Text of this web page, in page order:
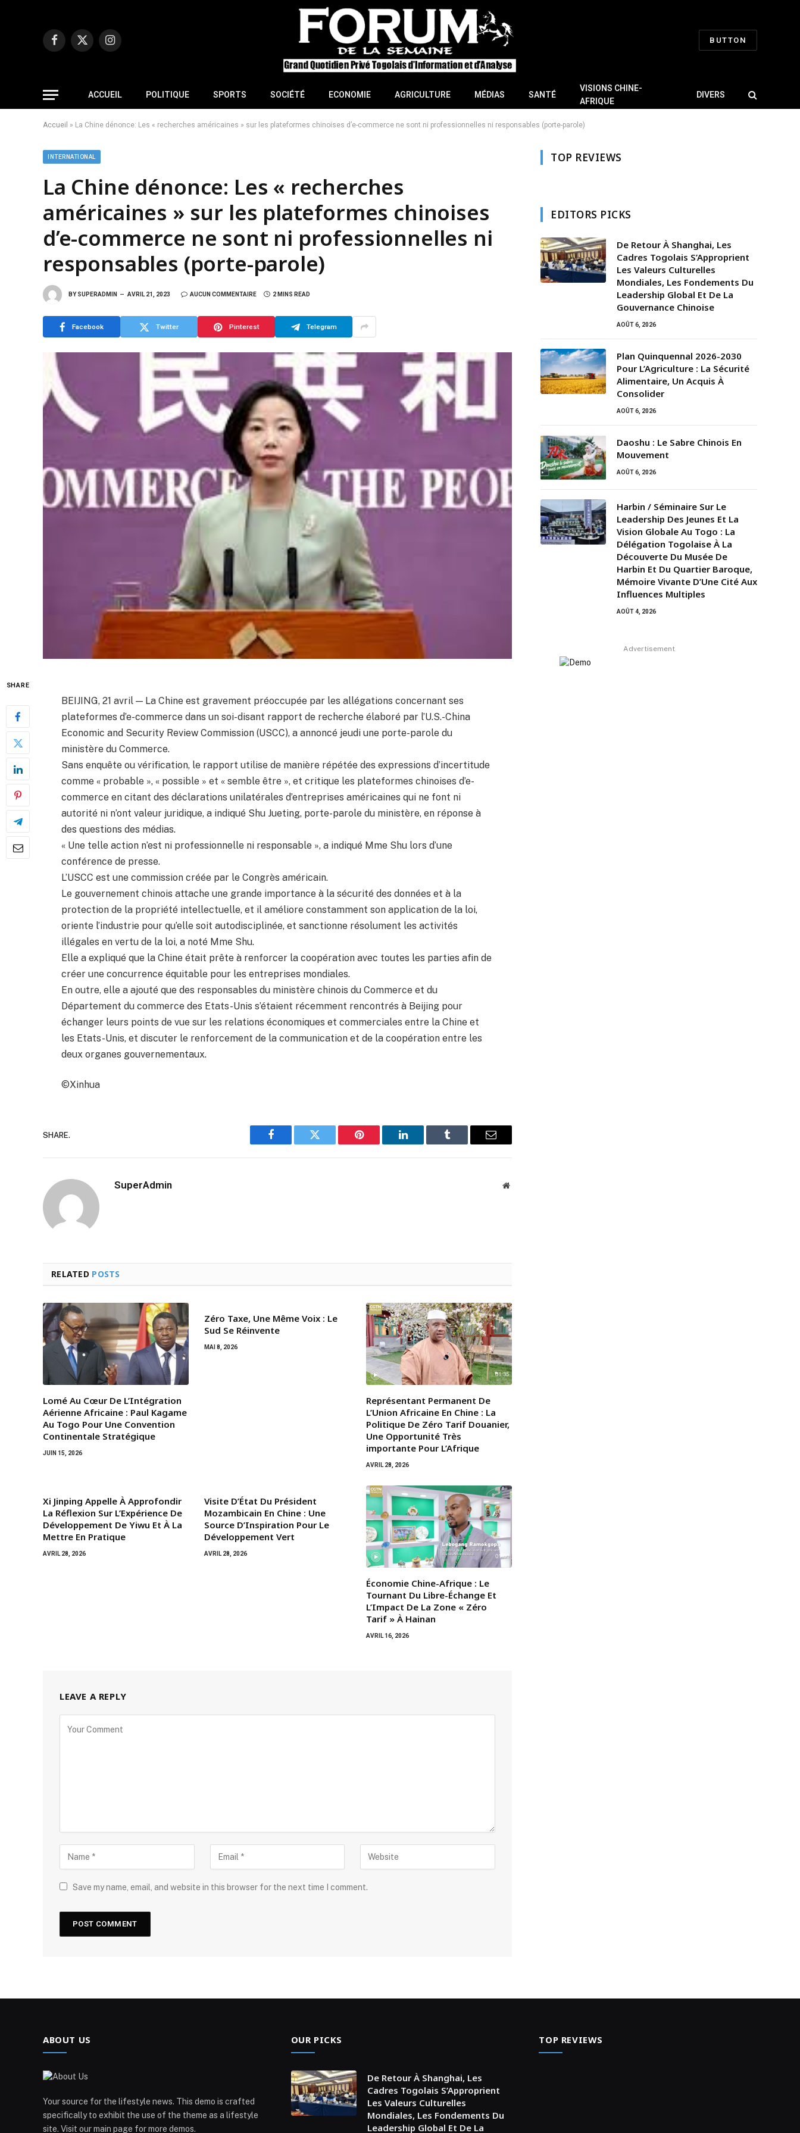
Facebook
X
Instagram
BUTTON
ACCUEIL POLITIQUE SPORTS SOCIÉTÉ ECONOMIE AGRICULTURE MÉDIAS SANTÉ
VISIONS CHINE-
AFRIQUE
DIVERS
Accueil » La Chine dénonce: Les « recherches américaines » sur les plateformes chinoises d’e-commerce ne sont ni professionnelles ni responsables (porte-parole)
INTERNATIONAL
La Chine dénonce: Les « recherches
américaines » sur les plateformes chinoises
d’e-commerce ne sont ni professionnelles ni
responsables (porte-parole)
BY SUPERADMIN AVRIL 21, 2023 AUCUN COMMENTAIRE 2 MINS READ
Facebook Twitter Pinterest Telegram
SHARE
BEIJING, 21 avril — La Chine est gravement préoccupée par les allégations concernant ses
plateformes d’e-commerce dans un soi-disant rapport de recherche élaboré par l’U.S.-China
Economic and Security Review Commission (USCC), a annoncé jeudi une porte-parole du
ministère du Commerce.
Sans enquête ou vérification, le rapport utilise de manière répétée des expressions d’incertitude
comme « probable », « possible » et « semble être », et critique les plateformes chinoises d’e-
commerce en citant des déclarations unilatérales d’entreprises américaines qui ne font ni
autorité ni n’ont valeur juridique, a indiqué Shu Jueting, porte-parole du ministère, en réponse à
des questions des médias.
« Une telle action n’est ni professionnelle ni responsable », a indiqué Mme Shu lors d’une
conférence de presse.
L’USCC est une commission créée par le Congrès américain.
Le gouvernement chinois attache une grande importance à la sécurité des données et à la
protection de la propriété intellectuelle, et il améliore constamment son application de la loi,
oriente l’industrie pour qu’elle soit autodisciplinée, et sanctionne résolument les activités
illégales en vertu de la loi, a noté Mme Shu.
Elle a expliqué que la Chine était prête à renforcer la coopération avec toutes les parties afin de
créer une concurrence équitable pour les entreprises mondiales.
En outre, elle a ajouté que des responsables du ministère chinois du Commerce et du
Département du commerce des Etats-Unis s’étaient récemment rencontrés à Beijing pour
échanger leurs points de vue sur les relations économiques et commerciales entre la Chine et
les Etats-Unis, et discuter le renforcement de la communication et de la coopération entre les
deux organes gouvernementaux.
©Xinhua
SHARE.
Facebook Twitter Pinterest LinkedIn Tumblr Email
SuperAdmin Website
RELATED POSTS
Lomé Au Cœur De L’Intégration
Aérienne Africaine : Paul Kagame
Au Togo Pour Une Convention
Continentale Stratégique
JUIN 15, 2026
Zéro Taxe, Une Même Voix : Le
Sud Se Réinvente
MAI 8, 2026
Représentant Permanent De
L’Union Africaine En Chine : La
Politique De Zéro Tarif Douanier,
Une Opportunité Très
importante Pour L’Afrique
AVRIL 28, 2026
Xi Jinping Appelle À Approfondir
La Réflexion Sur L’Expérience De
Développement De Yiwu Et À La
Mettre En Pratique
AVRIL 28, 2026
Visite D’État Du Président
Mozambicain En Chine : Une
Source D’Inspiration Pour Le
Développement Vert
AVRIL 28, 2026
Économie Chine-Afrique : Le
Tournant Du Libre-Échange Et
L’Impact De La Zone « Zéro
Tarif » À Hainan
AVRIL 16, 2026
LEAVE A REPLY
Save my name, email, and website in this browser for the next time I comment.
TOP REVIEWS
EDITORS PICKS
De Retour À Shanghai, Les
Cadres Togolais S’Approprient
Les Valeurs Culturelles
Mondiales, Les Fondements Du
Leadership Global Et De La
Gouvernance Chinoise
AOÛT 6, 2026
Plan Quinquennal 2026-2030
Pour L’Agriculture : La Sécurité
Alimentaire, Un Acquis À
Consolider
AOÛT 6, 2026
Daoshu : Le Sabre Chinois En
Mouvement
AOÛT 6, 2026
Harbin / Séminaire Sur Le
Leadership Des Jeunes Et La
Vision Globale Au Togo : La
Délégation Togolaise À La
Découverte Du Musée De
Harbin Et Du Quartier Baroque,
Mémoire Vivante D’Une Cité Aux
Influences Multiples
AOÛT 4, 2026
Advertisement
ABOUT US
Your source for the lifestyle news. This demo is crafted
specifically to exhibit the use of the theme as a lifestyle
site. Visit our main page for more demos.
OUR PICKS
De Retour À Shanghai, Les
Cadres Togolais S’Approprient
Les Valeurs Culturelles
Mondiales, Les Fondements Du
Leadership Global Et De La
TOP REVIEWS